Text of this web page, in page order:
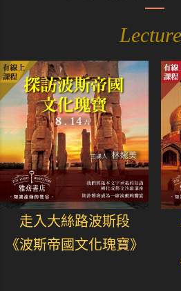
走入大絲路波斯段
《波斯帝國文化瑰寶》